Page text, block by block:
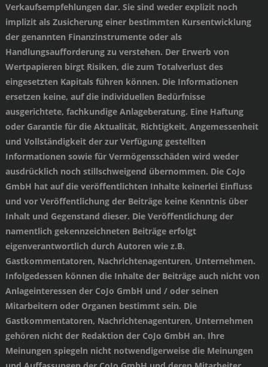
Verkaufsempfehlungen dar. Sie sind weder explizit noch
implizit als Zusicherung einer bestimmten Kursentwicklung
der genannten Finanzinstrumente oder als
Handlungsaufforderung zu verstehen. Der Erwerb von
Wertpapieren birgt Risiken, die zum Totalverlust des
eingesetzten Kapitals führen können. Die Informationen
ersetzen keine, auf die individuellen Bedürfnisse
ausgerichtete, fachkundige Anlageberatung. Eine Haftung
oder Garantie für die Aktualität, Richtigkeit, Angemessenheit
und Vollständigkeit der zur Verfügung gestellten
Informationen sowie für Vermögensschäden wird weder
ausdrücklich noch stillschweigend übernommen. Die CoJo
GmbH hat auf die veröffentlichten Inhalte keinerlei Einfluss
und vor Veröffentlichung der Beiträge keine Kenntnis über
Inhalt und Gegenstand dieser. Die Veröffentlichung der
namentlich gekennzeichneten Beiträge erfolgt
eigenverantwortlich durch Autoren wie z.B.
Gastkommentatoren, Nachrichtenagenturen, Unternehmen.
Infolgedessen können die Inhalte der Beiträge auch nicht von
Anlageinteressen der CoJo GmbH und / oder seinen
Mitarbeitern oder Organen bestimmt sein. Die
Gastkommentatoren, Nachrichtenagenturen, Unternehmen
gehören nicht der Redaktion der CoJo GmbH an. Ihre
Meinungen spiegeln nicht notwendigerweise die Meinungen